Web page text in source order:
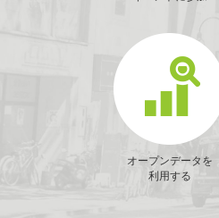
オープンデータを
利用する